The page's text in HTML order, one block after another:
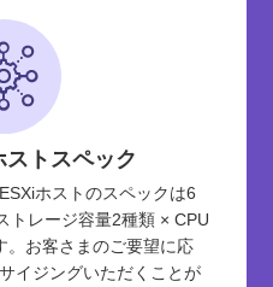
トスペック
ホストのスペックは6
トレージ容量2種類 × CPU
。お客さまのご要望に応
イジングいただくことが